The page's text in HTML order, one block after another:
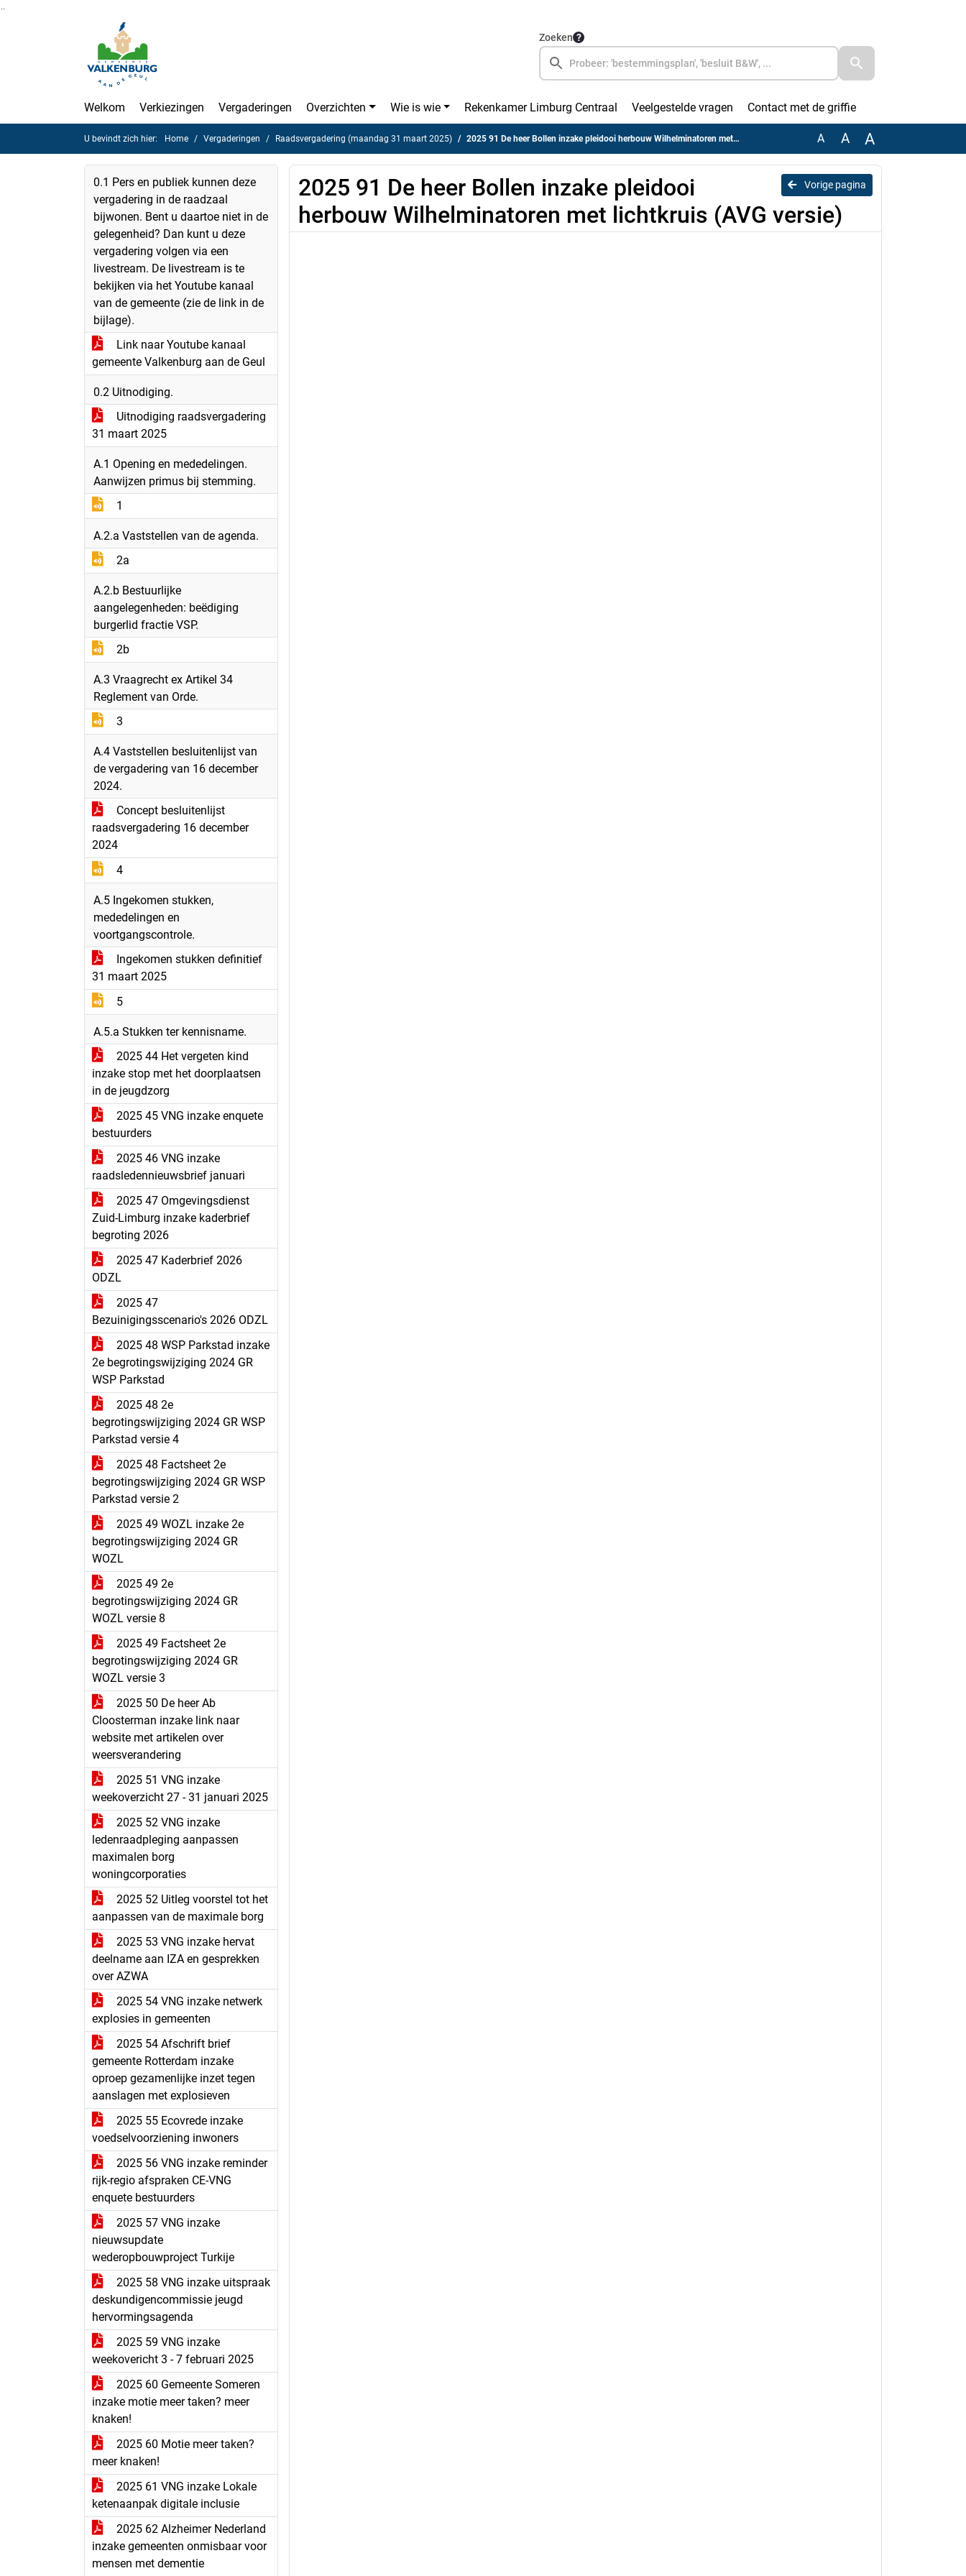
Zoeken
Welkom Verkiezingen Vergaderingen Overzichten Wie is wie Rekenkamer Limburg Centraal Veelgestelde vragen Contact met de griffie
U bevindt zich hier: Home Vergaderingen Raadsvergadering (maandag 31 maart 2025) 2025 91 De heer Bollen inzake pleidooi herbouw Wilhelminatoren met lichtkruis (AVG versie) A A A
0.1 Pers en publiek kunnen deze
vergadering in de raadzaal
bijwonen. Bent u daartoe niet in de
gelegenheid? Dan kunt u deze
vergadering volgen via een
livestream. De livestream is te
bekijken via het Youtube kanaal
van de gemeente (zie de link in de
bijlage).
Link naar Youtube kanaal
gemeente Valkenburg aan de Geul
0.2 Uitnodiging.
Uitnodiging raadsvergadering
31 maart 2025
A.1 Opening en mededelingen.
Aanwijzen primus bij stemming.
1
A.2.a Vaststellen van de agenda.
2a
A.2.b Bestuurlijke
aangelegenheden: beëdiging
burgerlid fractie VSP.
2b
A.3 Vraagrecht ex Artikel 34
Reglement van Orde.
3
A.4 Vaststellen besluitenlijst van
de vergadering van 16 december
2024.
Concept besluitenlijst
raadsvergadering 16 december
2024
4
A.5 Ingekomen stukken,
mededelingen en
voortgangscontrole.
Ingekomen stukken definitief
31 maart 2025
5
A.5.a Stukken ter kennisname.
2025 44 Het vergeten kind
inzake stop met het doorplaatsen
in de jeugdzorg
2025 45 VNG inzake enquete
bestuurders
2025 46 VNG inzake
raadsledennieuwsbrief januari
2025 47 Omgevingsdienst
Zuid-Limburg inzake kaderbrief
begroting 2026
2025 47 Kaderbrief 2026
ODZL
2025 47
Bezuinigingsscenario's 2026 ODZL
2025 48 WSP Parkstad inzake
2e begrotingswijziging 2024 GR
WSP Parkstad
2025 48 2e
begrotingswijziging 2024 GR WSP
Parkstad versie 4
2025 48 Factsheet 2e
begrotingswijziging 2024 GR WSP
Parkstad versie 2
2025 49 WOZL inzake 2e
begrotingswijziging 2024 GR
WOZL
2025 49 2e
begrotingswijziging 2024 GR
WOZL versie 8
2025 49 Factsheet 2e
begrotingswijziging 2024 GR
WOZL versie 3
2025 50 De heer Ab
Cloosterman inzake link naar
website met artikelen over
weersverandering
2025 51 VNG inzake
weekoverzicht 27 - 31 januari 2025
2025 52 VNG inzake
ledenraadpleging aanpassen
maximalen borg
woningcorporaties
2025 52 Uitleg voorstel tot het
aanpassen van de maximale borg
2025 53 VNG inzake hervat
deelname aan IZA en gesprekken
over AZWA
2025 54 VNG inzake netwerk
explosies in gemeenten
2025 54 Afschrift brief
gemeente Rotterdam inzake
oproep gezamenlijke inzet tegen
aanslagen met explosieven
2025 55 Ecovrede inzake
voedselvoorziening inwoners
2025 56 VNG inzake reminder
rijk-regio afspraken CE-VNG
enquete bestuurders
2025 57 VNG inzake
nieuwsupdate
wederopbouwproject Turkije
2025 58 VNG inzake uitspraak
deskundigencommissie jeugd
hervormingsagenda
2025 59 VNG inzake
weekovericht 3 - 7 februari 2025
2025 60 Gemeente Someren
inzake motie meer taken? meer
knaken!
2025 60 Motie meer taken?
meer knaken!
2025 61 VNG inzake Lokale
ketenaanpak digitale inclusie
2025 62 Alzheimer Nederland
inzake gemeenten onmisbaar voor
mensen met dementie
Vorige pagina
2025 91 De heer Bollen inzake pleidooi
herbouw Wilhelminatoren met lichtkruis (AVG versie)